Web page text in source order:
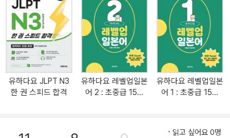
로 수록하였습니다. ▶유하다요 일본어 홈페이지에서 무료 학습자료
(단어와 예문 MP3, 한자 정리표 PDF, 한자 테스트 5회분 PDF)를 제
공합니다. ▶유하다요 일본어 유튜브 채널에서 무료 한자 암기장 영
상을 제공합니다. 많은 일본어 학습자들의 고민! 한자! 대부분의 일본
어 학습자들은 일본어 공부를 처음 시작할 때, 일본어란 언어에 매력
을 느껴서 학습을 시작합니다. 하지만 기초 과정이 끝나감에 따라 점
점 예상하지 못했던 수 많은 한자의 압박에 시달리게 되고, 학습을 진
행할수록 한자의 어려움을 호소합니다. 본서는 기초부터 JLPT까지
유하다요 JLPT N3
한 권 스피드 합격
유하다요 레벨업일본
어 2 : 초중급 15일
유하다요 레벨업일본
어 1 : 초중급 15일
읽고 싶어요 0명